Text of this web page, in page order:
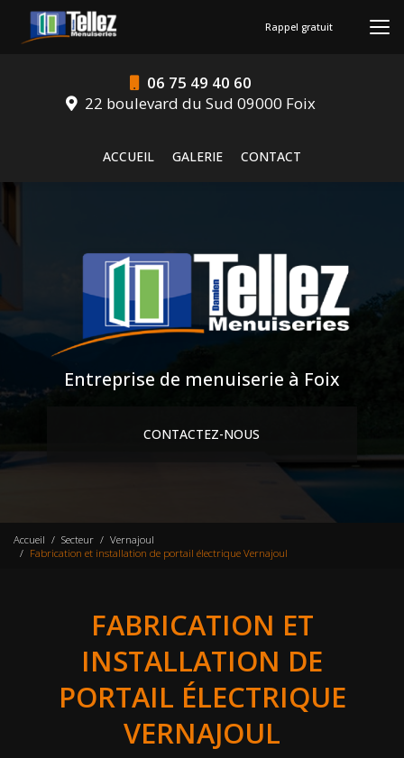
contenu
06 75 49 40 60
22 boulevard du Sud 09000 Foix
ACCUEIL
GALERIE CONTACT
Rappel gratuit
Entreprise de menuiserie à Foix
CONTACTEZ-NOUS
Accueil Secteur
Vernajoul
Fabrication et installation de portail électrique Vernajoul
FABRICATION ET
INSTALLATION DE
PORTAIL ÉLECTRIQUE
VERNAJOUL